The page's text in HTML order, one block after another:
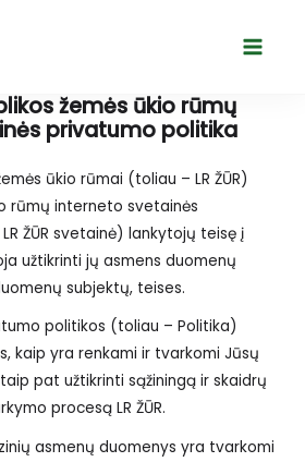
Main
žemės ūkio rūmų
privatumo politika
ūkio rūmai (toliau – LR ŽŪR)
rūmų interneto svetainės
ŽŪR svetainė) lankytojų teisę į
užtikrinti jų asmens duomenų
subjektų, teises.
politikos (toliau – Politika)
kaip yra renkami ir tvarkomi Jūsų
pat užtikrinti sąžiningą ir skaidrų
procesą LR ŽŪR.
asmenų duomenys yra tvarkomi